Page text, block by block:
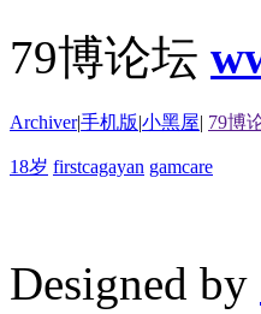
79博论坛
Archiver|手机版|小黑屋| 79博
18岁 firstcagayan gamcare
Designed by